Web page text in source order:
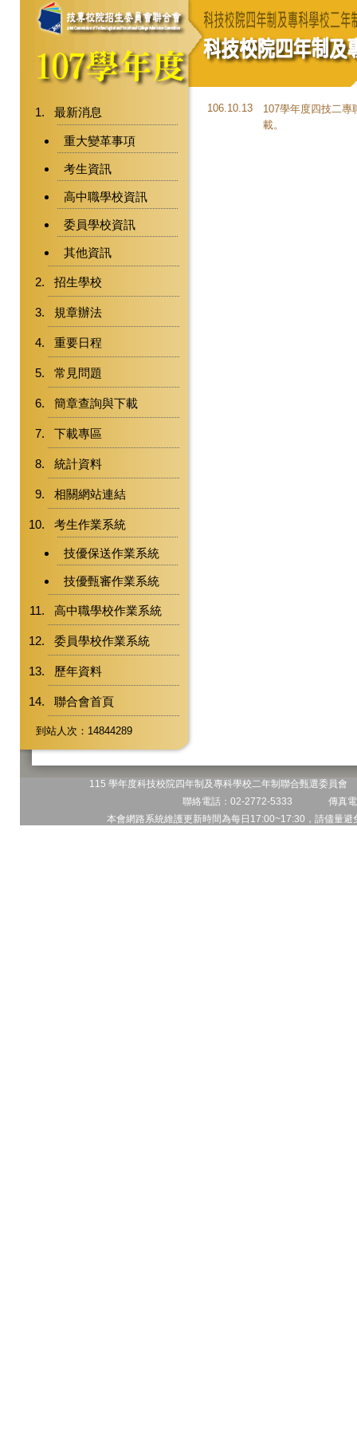
最新消息
重大變革事項
考生資訊
高中職學校資訊
委員學校資訊
其他資訊
招生學校
規章辦法
重要日程
常見問題
簡章查詢與下載
下載專區
統計資料
相關網站連結
考生作業系統
技優保送作業系統
技優甄審作業系統
高中職學校作業系統
委員學校作業系統
歷年資料
聯合會首頁
到站人次：14844289
106.10.13
107學年度四技二
載。
115 學年度科技校院四年制及專科學校二年制聯合甄選委員
聯絡電話：02-2772-5333 傳真
本會網路系統維護更新時間為每日17:00~17:30，請儘量